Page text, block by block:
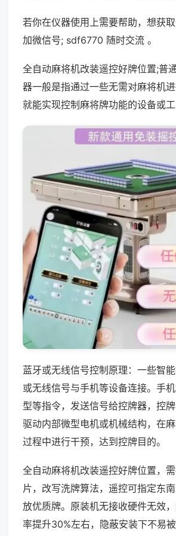
若你在仪器使用上需要帮助，想获
加微信号; sdf6770 随时交流 。
全自动麻将机改装遥控好牌位置;普
器一般是指通过一些无需对麻将机
就能实现控制麻将牌功能的设备或工
蓝牙或无线信号控制原理：一些智
或无线信号与手机等设备连接。手
型等指令，发送信号给控牌器，控
驱动内部微型电机或机械结构，在
过程中进行干预，达到控牌目的。
全自动麻将机改装遥控好牌位置，
片，改写洗牌算法，遥控可指定东
放优质牌。原装机无接收硬件无效
率提升30%左右，隐蔽安装下不易被